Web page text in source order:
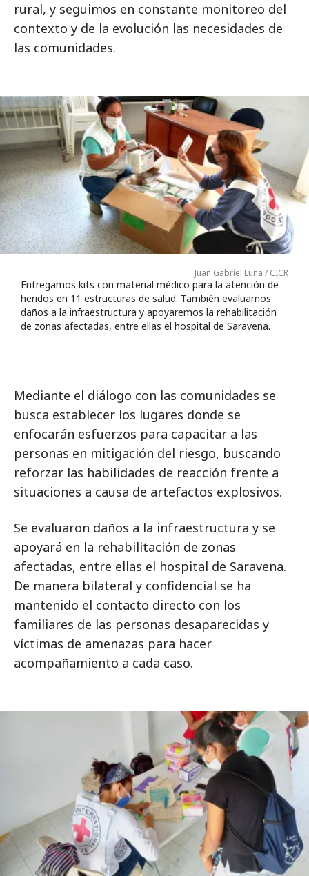
rural, y seguimos en constante monitoreo del
contexto y de la evolución las necesidades de
las comunidades.
Juan Gabriel Luna / CICR
Entregamos kits con material médico para la atención de
heridos en 11 estructuras de salud. También evaluamos
daños a la infraestructura y apoyaremos la rehabilitación
de zonas afectadas, entre ellas el hospital de Saravena.
Mediante el diálogo con las comunidades se
busca establecer los lugares donde se
enfocarán esfuerzos para capacitar a las
personas en mitigación del riesgo, buscando
reforzar las habilidades de reacción frente a
situaciones a causa de artefactos explosivos.
Se evaluaron daños a la infraestructura y se
apoyará en la rehabilitación de zonas
afectadas, entre ellas el hospital de Saravena.
De manera bilateral y confidencial se ha
mantenido el contacto directo con los
familiares de las personas desaparecidas y
víctimas de amenazas para hacer
acompañamiento a cada caso.